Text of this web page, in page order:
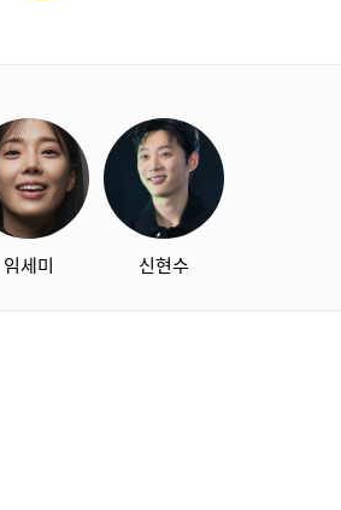
임세미 신현수